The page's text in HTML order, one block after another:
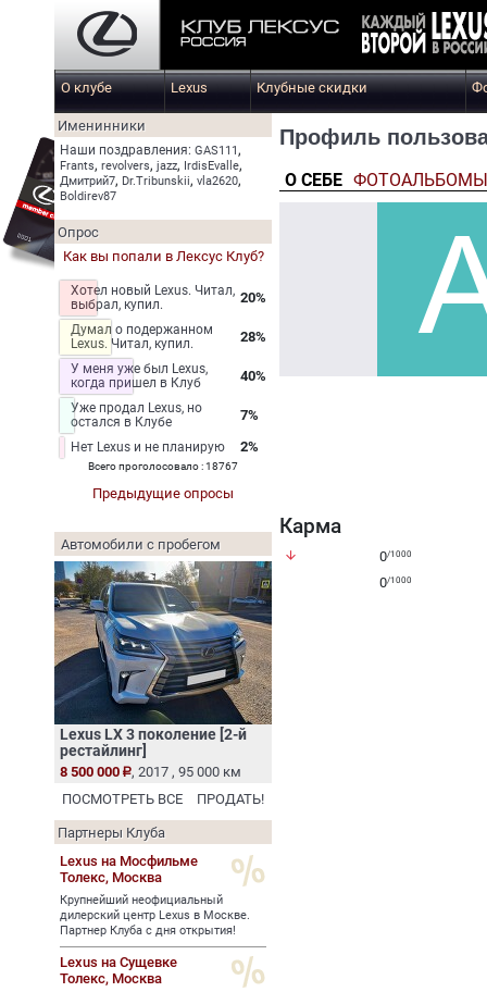
О клубе Lexus Клубные скидки
Именинники
Наши поздравления: GAS111,
Frants, revolvers, jazz, IrdisEvalle,
Дмитрий7, Dr.Tribunskii, vla2620,
Boldirev87
Опрос
Как вы попали в Лексус Клуб?
Хотел новый Lexus. Читал,
выбрал, купил.
20%
Думал о подержанном
Lexus. Читал, купил.
28%
У меня уже был Lexus,
когда пришел в Клуб
40%
Уже продал Lexus, но
остался в Клубе
7%
Нет Lexus и не планирую 2%
Всего проголосовало : 18767
Предыдущие опросы
Автомобили с пробегом
Lexus LX 3 поколение [2-й
рестайлинг]
8 500 000
, 2017 , 95 000 км
ПОСМОТРЕТЬ ВСЕ
ПРОДАТЬ!
Партнеры Клуба
Lexus на Мосфильме
Толекс, Москва
Крупнейший неофициальный
дилерский центр Lexus в Москве.
Партнер Клуба с дня открытия!
Lexus на Сущевке
Толекс, Москва
Профиль
О СЕБЕ ФОТОАЛЬБОМЫ
Карма
arrow_downward 0/1000
0/1000